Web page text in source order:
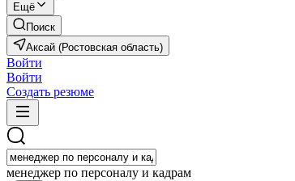
Ещё
Поиск
Аксай (Ростовская область)
Войти
Войти
Создать резюме
менеджер по персоналу и кадрам